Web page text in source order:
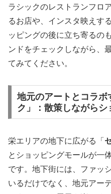
ラシックのレストランフロ
るお店や、インスタ映えす
ッピングの後に立ち寄るの
ンドをチェックしながら、
てみてください。
地元のアートとコラ
ク」：散策しながらシ
栄エリアの地下に広がる「
とショッピングモールが一
です。地下街には、ファッ
いるだけでなく、地元アー